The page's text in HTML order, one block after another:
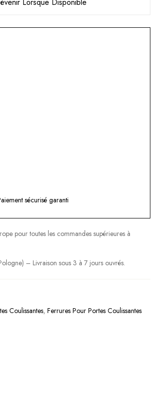
sécurisé garanti
pour toutes les commandes supérieures à
– Livraison sous 3 à 7 jours ouvrés.
Coulissantes,Ferrures Pour Portes Coulissantes